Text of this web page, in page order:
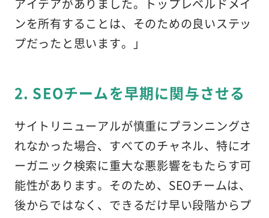
アイデアがありました。トップレベルドメイ
ンを所有することは、そのための良いステッ
プだったと思います。」
2. SEOチームを早期に関与させる
サイトリニューアルが慎重にプランニングさ
れなかった場合、すべてのチャネル、特にオ
ーガニック検索に重大な悪影響をもたらす可
能性があります。そのため、SEOチームは、
後からではなく、できるだけ早い段階からプ